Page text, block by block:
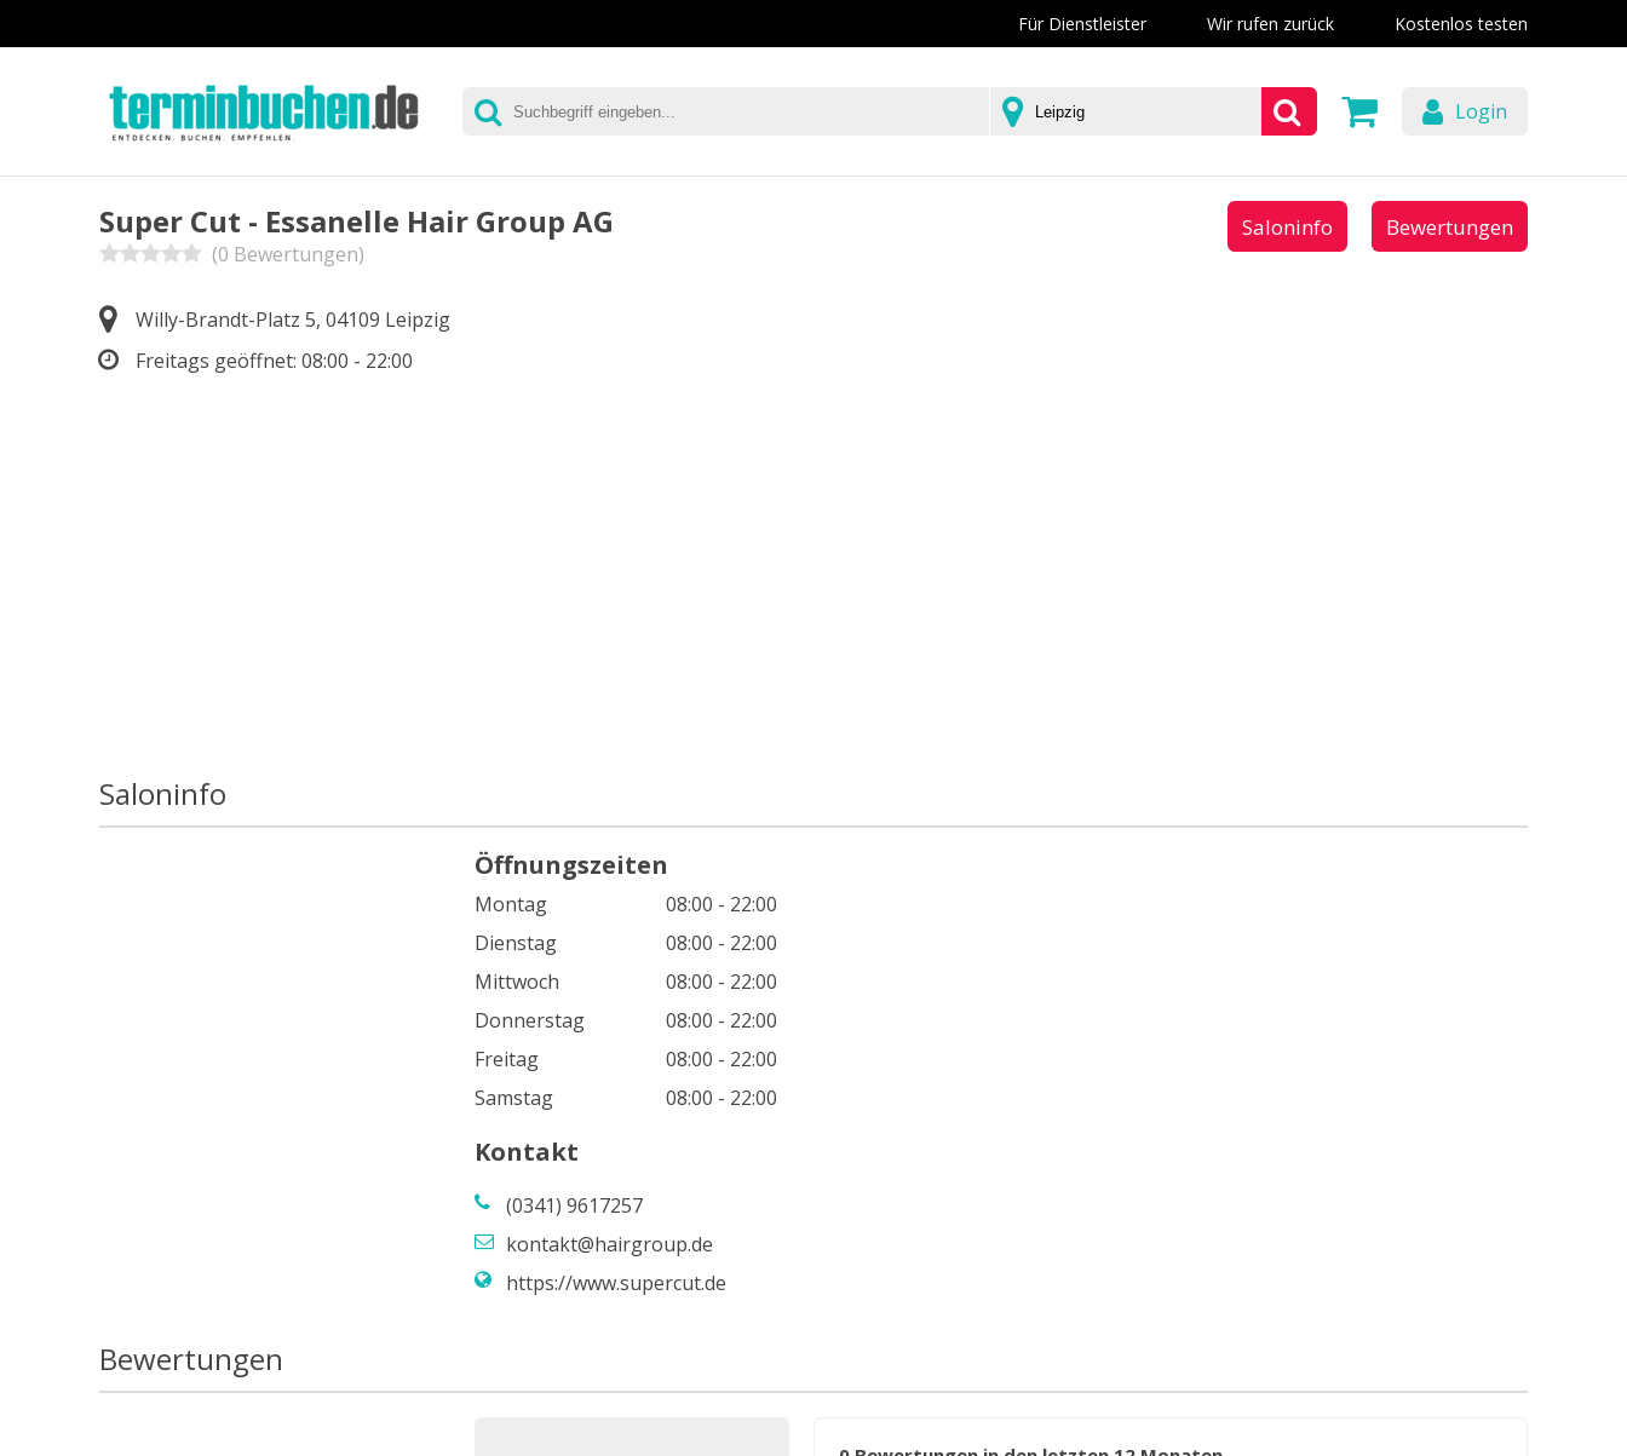
Für Dienstleister Wir rufen zurück Kostenlos testen
Login
Super Cut - Essanelle Hair Group AG
(0 Bewertungen)
Saloninfo Bewertungen
Willy-Brandt-Platz 5, 04109 Leipzig
Freitags geöffnet: 08:00 - 22:00
Saloninfo
Öffnungszeiten
Montag
08:00 - 22:00
Dienstag
08:00 - 22:00
Mittwoch
08:00 - 22:00
Donnerstag
08:00 - 22:00
Freitag
08:00 - 22:00
Samstag
08:00 - 22:00
Kontakt
(0341) 9617257
kontakt@hairgroup.de
https://www.supercut.de
Bewertungen